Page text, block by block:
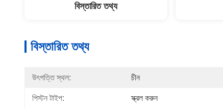
বিস্তারিত তথ্য
বিস্তারিত তথ্য
উৎপত্তি স্থল: চীন
পিস্টন টাইপ: স্ক্রল করুন